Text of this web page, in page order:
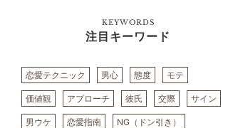
KEYWORDS
注目キーワード
恋愛テクニック 男心 態度 モテ
価値観 アプローチ 彼氏 交際 サイン
男ウケ 恋愛指南 NG（ドン引き）